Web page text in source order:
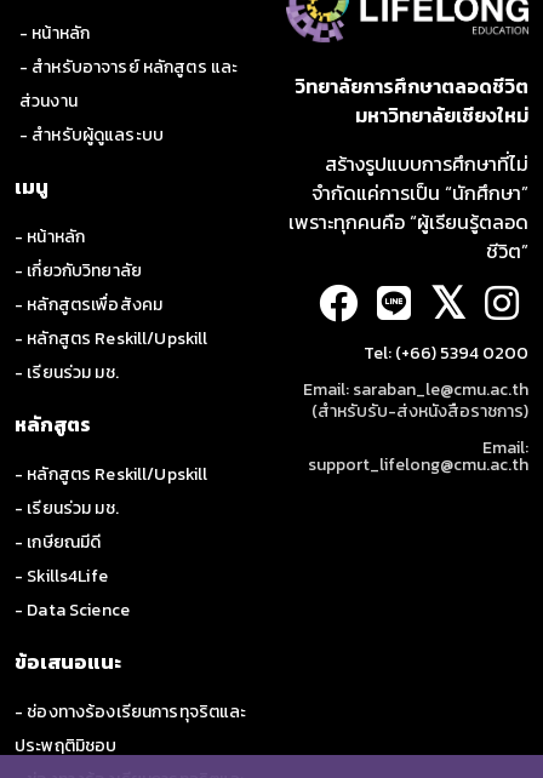
- หน้าหลัก
- สำหรับอาจารย์ หลักสูตร และ
ส่วนงาน
- สำหรับผู้ดูแลระบบ
เมนู
- หน้าหลัก
- เกี่ยวกับวิทยาลัย
- หลักสูตรเพื่อสังคม
- หลักสูตร Reskill/Upskill
- เรียนร่วม มช.
หลักสูตร
- หลักสูตร Reskill/Upskill
- เรียนร่วม มช.
- เกษียณมีดี
- Skills4Life
- Data Science
ข้อเสนอแนะ
- ช่องทางร้องเรียนการทุจริตและ
ประพฤติมิชอบ
วิทยาลัยการศึกษาตลอดชีวิต
มหาวิทยาลัยเชียงใหม่
สร้างรูปแบบการศึกษาที่ไม่
จำกัดแค่การเป็น “นักศึกษา”
เพราะทุกคนคือ “ผู้เรียนรู้ตลอด
ชีวิต”
𝕏
Tel: (+66) 5394 0200
Email: saraban_le@cmu.ac.th
(สำหรับรับ-ส่งหนังสือราชการ)
Email:
support_lifelong@cmu.ac.th